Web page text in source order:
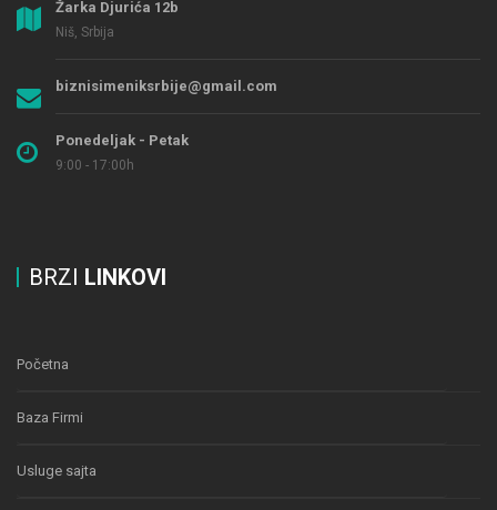
Žarka Djurića 12b
Niš, Srbija
biznisimeniksrbije@gmail.com
Ponedeljak - Petak
9:00 - 17:00h
BRZI LINKOVI
Početna
Baza Firmi
Usluge sajta